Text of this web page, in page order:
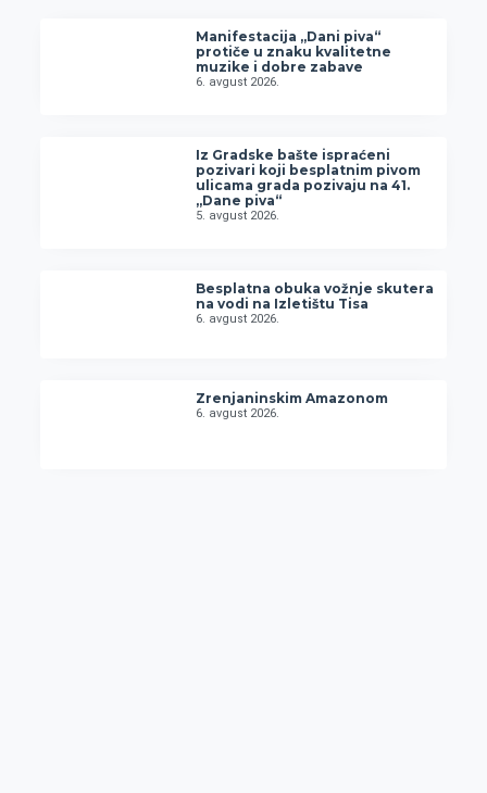
Manifestacija „Dani piva“
protiče u znaku kvalitetne
muzike i dobre zabave
6. avgust 2026.
Iz Gradske bašte ispraćeni
pozivari koji besplatnim pivom
ulicama grada pozivaju na 41.
„Dane piva“
5. avgust 2026.
Besplatna obuka vožnje skutera
na vodi na Izletištu Tisa
6. avgust 2026.
Zrenjaninskim Amazonom
6. avgust 2026.